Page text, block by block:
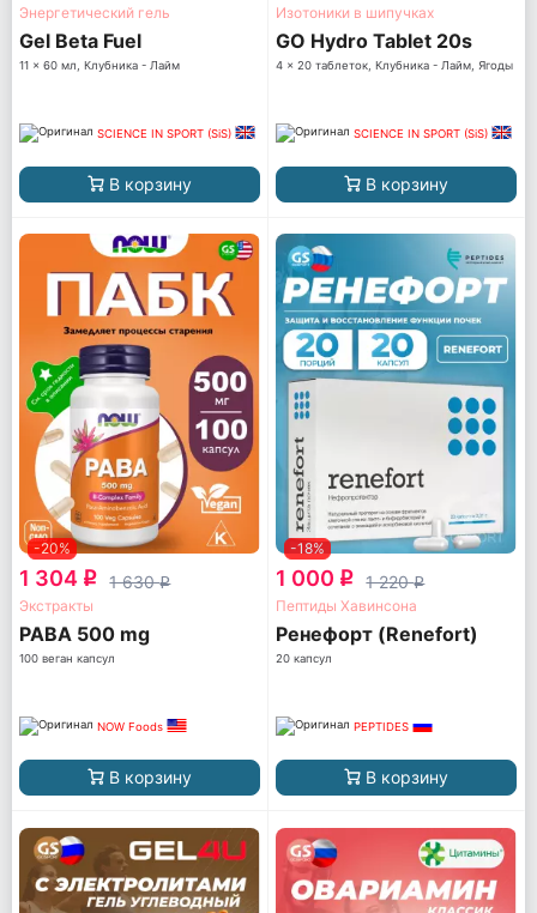
Энергетический гель
Gel Beta Fuel
11 x 60 мл, Клубника - Лайм
SCIENCE IN SPORT (SiS)
В корзину
Изотоники в шипучках
GO Hydro Tablet 20s
4 x 20 таблеток, Клубника - Лайм, Ягоды
SCIENCE IN SPORT (SiS)
В корзину
-20%
1 304 q 1 630q
Экстракты
PABA 500 mg
100 веган капсул
NOW Foods
В корзину
-18%
1 000 q 1 220q
Пептиды Хавинсона
Ренефорт (Renefort)
20 капсул
PEPTIDES
В корзину